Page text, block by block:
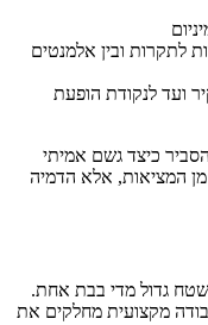
לתקרות ובין אלמנטים
ועד לנקודת הופעת
כיצד גשם אמיתי
המציאות, אלא הדמיה
גדול מדי בבת אחת.
מקצועית מחלקים את